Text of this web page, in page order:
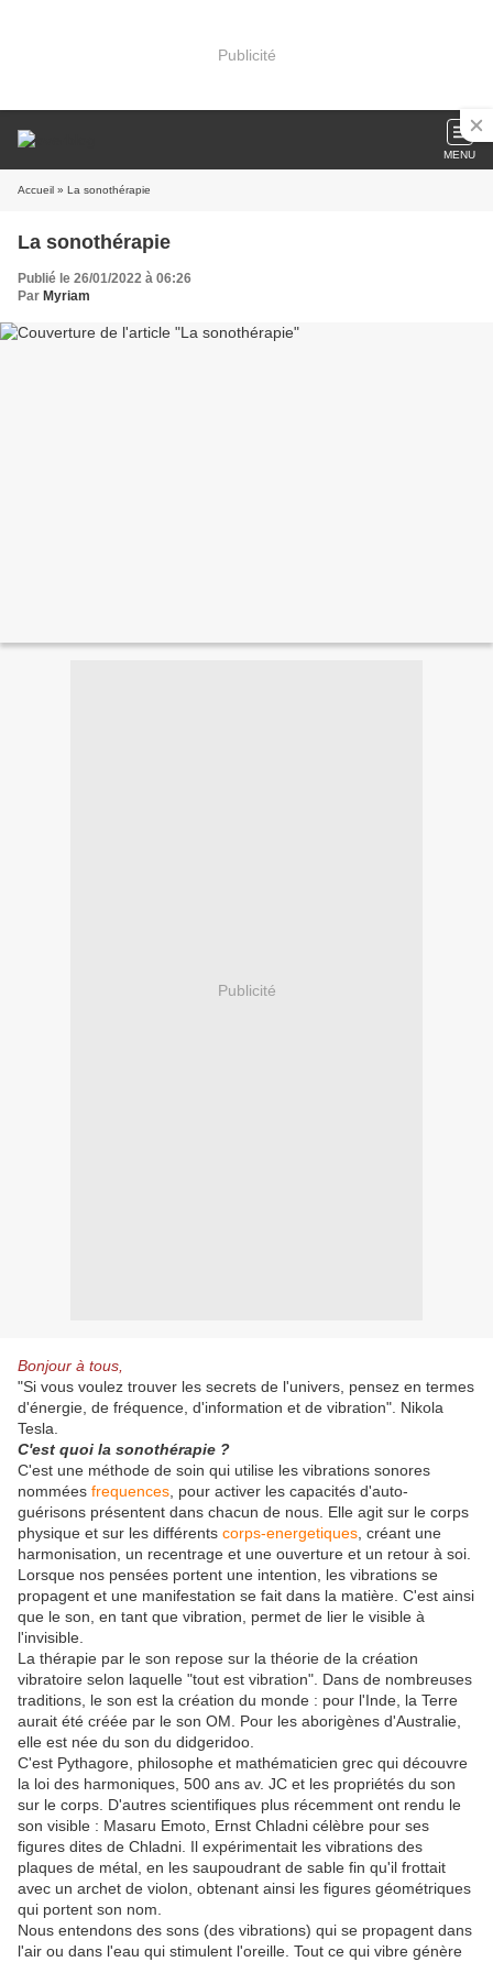
Publicité
MENU
Accueil » La sonothérapie
La sonothérapie
Publié le 26/01/2022 à 06:26
Par Myriam
Publicité
Bonjour à tous,
"Si vous voulez trouver les secrets de l'univers, pensez en termes
d'énergie, de fréquence, d'information et de vibration". Nikola
Tesla.
C'est quoi la sonothérapie ?
C'est une méthode de soin qui utilise les vibrations sonores
nommées frequences , pour activer les capacités d'auto-
guérisons présentent dans chacun de nous. Elle agit sur le corps
physique et sur les différents corps-energetiques , créant une
harmonisation, un recentrage et une ouverture et un retour à soi.
Lorsque nos pensées portent une intention, les vibrations se
propagent et une manifestation se fait dans la matière. C'est ainsi
que le son, en tant que vibration, permet de lier le visible à
l'invisible.
La thérapie par le son repose sur la théorie de la création
vibratoire selon laquelle "tout est vibration". Dans de nombreuses
traditions, le son est la création du monde : pour l'Inde, la Terre
aurait été créée par le son OM. Pour les aborigènes d'Australie,
elle est née du son du didgeridoo.
C'est Pythagore, philosophe et mathématicien grec qui découvre
la loi des harmoniques, 500 ans av. JC et les propriétés du son
sur le corps. D'autres scientifiques plus récemment ont rendu le
son visible : Masaru Emoto, Ernst Chladni célèbre pour ses
figures dites de Chladni. Il expérimentait les vibrations des
plaques de métal, en les saupoudrant de sable fin qu'il frottait
avec un archet de violon, obtenant ainsi les figures géométriques
qui portent son nom.
Nous entendons des sons (des vibrations) qui se propagent dans
l'air ou dans l'eau qui stimulent l'oreille. Tout ce qui vibre génère